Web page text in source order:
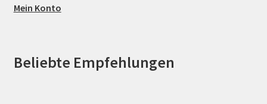
Mein Konto
Beliebte Empfehlungen